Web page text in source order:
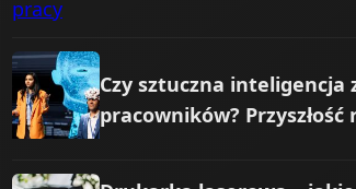
Czy sztuczna inteligencja
pracowników?